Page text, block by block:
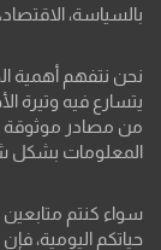
بالسياسة،
نحن نتفهم أهمية
يتسارع فيه وتيرة
من مصادر موثوقة
المعلومات بشكل
سواء كنتم متابعين
حياتكم اليومية،